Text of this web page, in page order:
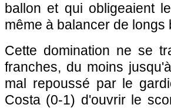
ballon et qui obligeaient
même à balancer de longs
Cette domination ne se
franches, du moins
mal repoussé par le
Costa (0-1) d'ouvrir le